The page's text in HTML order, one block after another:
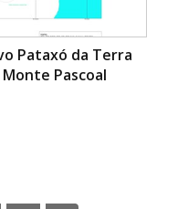
Pataxó da Terra
Pascoal